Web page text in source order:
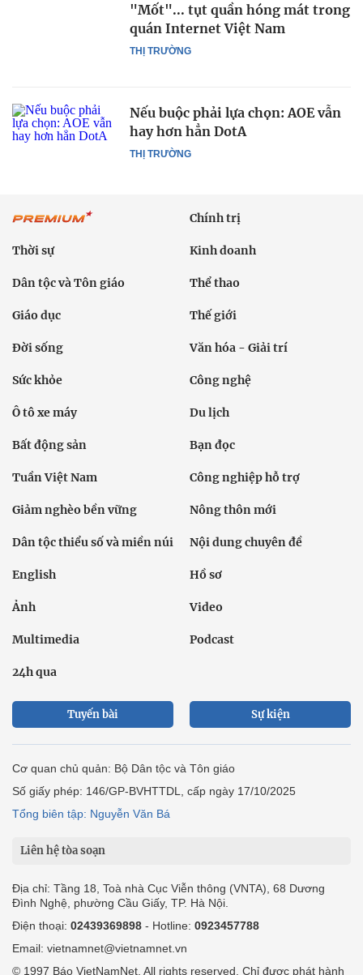
THỊ TRƯỜNG
"Mốt"... tụt quần hóng mát trong
quán Internet Việt Nam
THỊ TRƯỜNG
Nếu buộc phải lựa chọn: AOE vẫn
hay hơn hẳn DotA
Chính trị
Thời sự Kinh doanh
Dân tộc và Tôn giáo Thể thao
Giáo dục Thế giới
Đời sống Văn hóa - Giải trí
Sức khỏe Công nghệ
Ô tô xe máy Du lịch
Bất động sản Bạn đọc
Tuần Việt Nam Công nghiệp hỗ trợ
Giảm nghèo bền vững Nông thôn mới
Dân tộc thiểu số và miền núi Nội dung chuyên đề
English Hồ sơ
Ảnh Video
Multimedia Podcast
24h qua
Tuyến bài Sự kiện
Cơ quan chủ quản: Bộ Dân tộc và Tôn giáo
Số giấy phép: 146/GP-BVHTTDL, cấp ngày 17/10/2025
Tổng biên tập: Nguyễn Văn Bá
Liên hệ tòa soạn
Địa chỉ: Tầng 18, Toà nhà Cục Viễn thông (VNTA), 68 Dương
Đình Nghệ, phường Cầu Giấy, TP. Hà Nội.
Điện thoại: 02439369898 - Hotline: 0923457788
Email: vietnamnet@vietnamnet.vn
© 1997 Báo VietNamNet. All rights reserved. Chỉ được phát hành